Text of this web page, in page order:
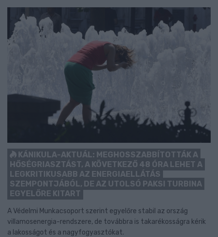
KÁNIKULA-AKTUÁL: MEGHOSSZABBÍTOTTÁK A
HŐSÉGRIASZTÁST, A KÖVETKEZŐ 48 ÓRA LEHET A
LEGKRITIKUSABB AZ ENERGIAELLÁTÁS
SZEMPONTJÁBÓL, DE AZ UTOLSÓ PAKSI TURBINA
EGYELŐRE KITART
A Védelmi Munkacsoport szerint egyelőre stabil az ország
villamosenergia-rendszere, de továbbra is takarékosságra kérik
a lakosságot és a nagyfogyasztókat.